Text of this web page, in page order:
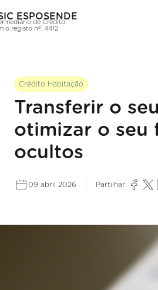
ESPOSENDE
de Crédito
o registo nº. 4412
Crédito Habitação
Transferir o
otimizar o seu
ocultos
09 abril 2026 Partilhar: